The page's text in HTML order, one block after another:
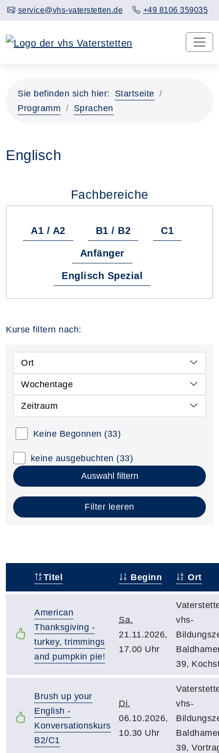
service@vhs-vaterstetten.de +49 8106 359035
Sie befinden sich hier:
Startseite
Programm
Sprachen
Englisch
Fachbereiche
A1 / A2 B1 / B2 C1
Anfänger
Englisch Spezial
Kurse filtern nach:
Ort
Wochentage
Zeitraum
Keine Begonnen (33)
keine ausgebuchten (33)
Auswahl filtern
Filter leeren
Titel Beginn Ort
American
Thanksgiving -
turkey, trimmings
and pumpkin pie!
Sa.
21.11.2026,
17.00 Uhr
vhs-
39,
Brush up your
English -
Konversationskurs
B2/C1
Di.
06.10.2026,
10.30 Uhr
vhs-
39,